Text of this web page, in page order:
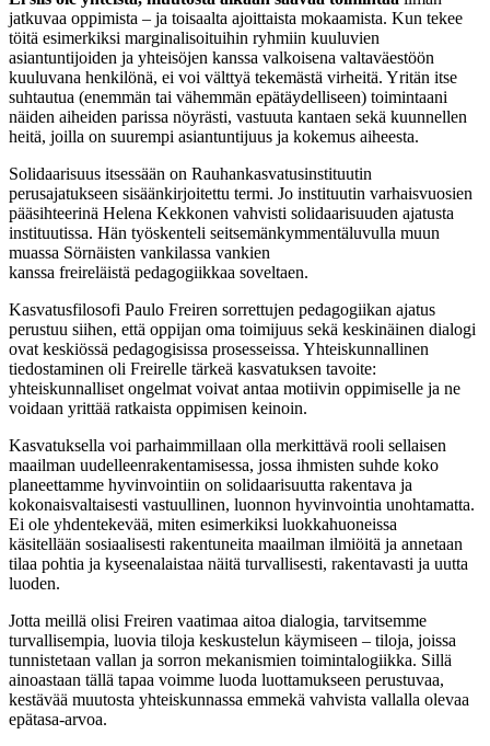
jatkuvaa oppimista – ja toisaalta ajoittaista mokaamista. Kun tekee
töitä esimerkiksi marginalisoituihin ryhmiin kuuluvien
asiantuntijoiden ja yhteisöjen kanssa valkoisena valtaväestöön
kuuluvana henkilönä, ei voi välttyä tekemästä virheitä. Yritän itse
suhtautua (enemmän tai vähemmän epätäydelliseen) toimintaani
näiden aiheiden parissa nöyrästi, vastuuta kantaen sekä kuunnellen
heitä, joilla on suurempi asiantuntijuus ja kokemus aiheesta.
Solidaarisuus itsessään on Rauhankasvatusinstituutin
perusajatukseen sisäänkirjoitettu termi. Jo instituutin varhaisvuosien
pääsihteerinä Helena Kekkonen vahvisti solidaarisuuden ajatusta
instituutissa. Hän työskenteli seitsemänkymmentäluvulla muun
muassa Sörnäisten vankilassa vankien
kanssa freireläistä pedagogiikkaa soveltaen.
Kasvatusfilosofi Paulo Freiren sorrettujen pedagogiikan ajatus
perustuu siihen, että oppijan oma toimijuus sekä keskinäinen dialogi
ovat keskiössä pedagogisissa prosesseissa. Yhteiskunnallinen
tiedostaminen oli Freirelle tärkeä kasvatuksen tavoite:
yhteiskunnalliset ongelmat voivat antaa motiivin oppimiselle ja ne
voidaan yrittää ratkaista oppimisen keinoin.
Kasvatuksella voi parhaimmillaan olla merkittävä rooli sellaisen
maailman uudelleenrakentamisessa, jossa ihmisten suhde koko
planeettamme hyvinvointiin on solidaarisuutta rakentava ja
kokonaisvaltaisesti vastuullinen, luonnon hyvinvointia unohtamatta.
Ei ole yhdentekevää, miten esimerkiksi luokkahuoneissa
käsitellään sosiaalisesti rakentuneita maailman ilmiöitä ja annetaan
tilaa pohtia ja kyseenalaistaa näitä turvallisesti, rakentavasti ja uutta
luoden.
Jotta meillä olisi Freiren vaatimaa aitoa dialogia, tarvitsemme
turvallisempia, luovia tiloja keskustelun käymiseen – tiloja, joissa
tunnistetaan vallan ja sorron mekanismien toimintalogiikka. Sillä
ainoastaan tällä tapaa voimme luoda luottamukseen perustuvaa,
kestävää muutosta yhteiskunnassa emmekä vahvista vallalla olevaa
epätasa-arvoa.